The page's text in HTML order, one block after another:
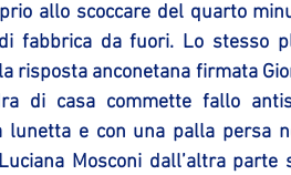
allo scoccare del quarto
fabbrica da fuori. Lo stesso
risposta anconetana firmata
di casa commette fallo
lunetta e con una palla persa
Mosconi dall’altra parte